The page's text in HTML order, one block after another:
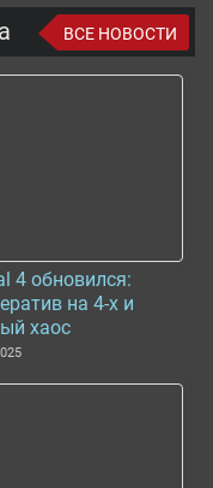
ВСЕ НОВОСТИ
4 обновился:
на 4-х и
хаос